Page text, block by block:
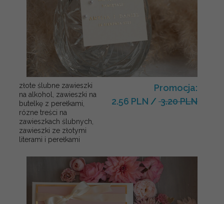
złote ślubne zawieszki
na alkohol, zawieszki na
butelkę z perełkami,
rózne treści na
zawieszkach ślubnych,
zawieszki ze złotymi
literami i perełkami
Promocja:
2.56 PLN / 3.20 PLN